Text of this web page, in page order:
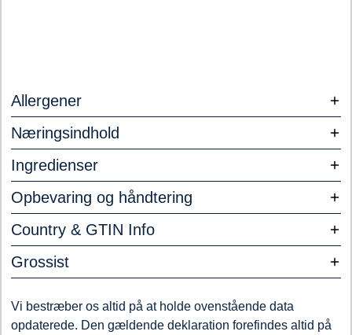
Allergener
Næringsindhold
Ingredienser
Opbevaring og håndtering
Country & GTIN Info
Grossist
Vi bestræber os altid på at holde ovenstående data
opdaterede. Den gældende deklaration forefindes altid på